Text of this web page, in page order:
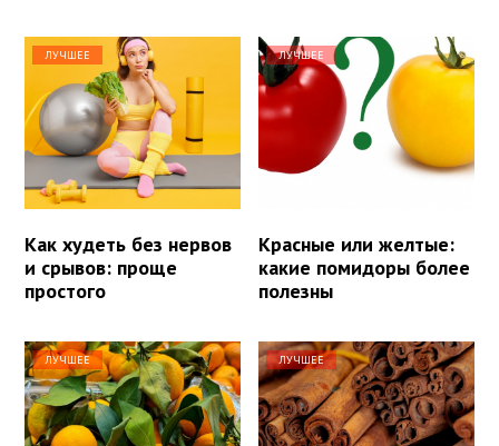
ЛУЧШЕЕ
Как худеть без нервов
и срывов: проще
простого
ЛУЧШЕЕ
Красные или желтые:
какие помидоры более
полезны
ЛУЧШЕЕ ЛУЧШЕЕ